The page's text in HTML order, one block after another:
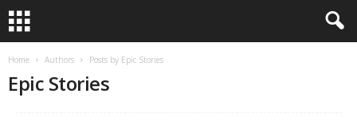
Home Authors Posts by Epic Stories
Epic Stories